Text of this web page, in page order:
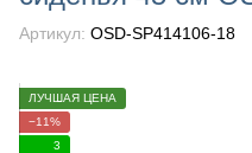
Артикул: OSD-SP414106-18
ЛУЧШАЯ ЦЕНА
−11%
3